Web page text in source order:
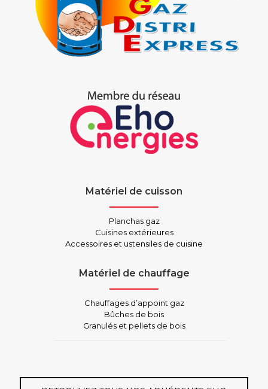
Matériel de cuisson
Planchas gaz
Cuisines extérieures
Accessoires et ustensiles de cuisine
Matériel de chauffage
Chauffages d’appoint gaz
Bûches de bois
Granulés et pellets de bois